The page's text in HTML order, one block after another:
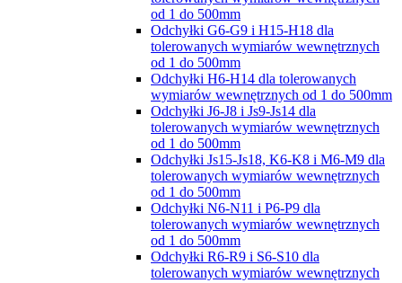
od 1 do 500mm
Odchyłki G6-G9 i H15-H18 dla
tolerowanych wymiarów wewnętrznych
od 1 do 500mm
Odchyłki H6-H14 dla tolerowanych
wymiarów wewnętrznych od 1 do 500mm
Odchyłki J6-J8 i Js9-Js14 dla
tolerowanych wymiarów wewnętrznych
od 1 do 500mm
Odchyłki Js15-Js18, K6-K8 i M6-M9 dla
tolerowanych wymiarów wewnętrznych
od 1 do 500mm
Odchyłki N6-N11 i P6-P9 dla
tolerowanych wymiarów wewnętrznych
od 1 do 500mm
Odchyłki R6-R9 i S6-S10 dla
tolerowanych wymiarów wewnętrznych